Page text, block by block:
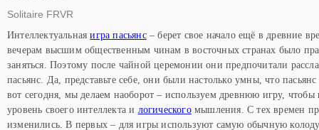
Solitaire FRVR
Интеллектуальнаяигра пасьянс– берет свое начало ещё в древние
вечерам высшим общественным чинам в восточных странах было
заняться. Поэтому после чайной церемонии они предпочитали
пасьянс. Да, представьте себе, они были настолько умны, что
вот сегодня, мы делаем наоборот – используем древнюю игру, чтобы
уровень своего интеллекта и логическогомышления. С тех времен
изменились. В первых – для игры используют самую обычную